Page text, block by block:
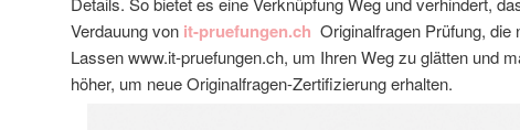
Verdauung von it-pruefungen.ch Originalfragen Prüfung, die
Lassen www.it-pruefungen.ch, um Ihren Weg zu glätten und
höher, um neue Originalfragen-Zertifizierung erhalten.